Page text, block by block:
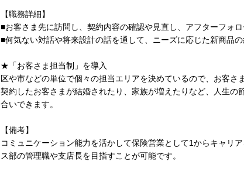
【職務詳細】
■お客さま先に訪問し、契約内容の確認や見直し、アフターフォ
■何気ない対話や将来設計の話を通して、ニーズに応じた新商品
★「お客さま担当制」を導入
区や市などの単位で個々の担当エリアを決めているので、お客さ
契約したお客さまが結婚されたり、家族が増えたりなど、人生の
合いできます。
【備考】
コミュニケーション能力を活かして保険営業として1からキャリ
ス部の管理職や支店長を目指すことが可能です。